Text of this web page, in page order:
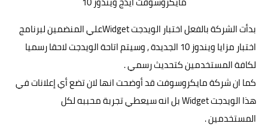
بدأت الشركة بالفعل اختبار الويدجت Widgetعلي المنضمين لبرنامج
اختبار مزايا ويندوز 10 الجديدة , وسيتم اتاحة الويدجت لاحقا رسميا
لكافة المستخدمين كتحديث رسمي .
كما ان شركة مايكروسوفت قد أوضحت انها لان تضع أي إعلانات في
هذا الويدجت Widget بل انه سيعطي تجربة محببه لكل
المستخدمين .